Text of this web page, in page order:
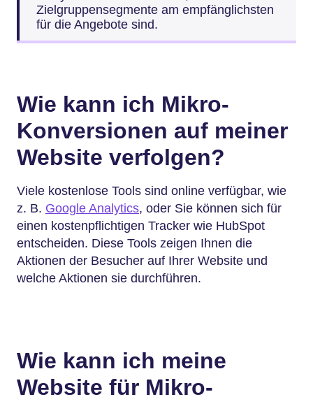
Zielgruppensegmente am empfänglichsten
für die Angebote sind.
Wie kann ich Mikro-
Konversionen auf meiner
Website verfolgen?
Viele kostenlose Tools sind online verfügbar, wie
z. B. Google Analytics, oder Sie können sich für
einen kostenpflichtigen Tracker wie HubSpot
entscheiden. Diese Tools zeigen Ihnen die
Aktionen der Besucher auf Ihrer Website und
welche Aktionen sie durchführen.
Wie kann ich meine
Website für Mikro-